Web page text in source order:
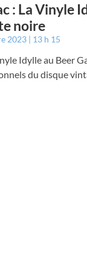
: La Vinyle
noire
2023 13 h 15
Idylle au Beer
du disque